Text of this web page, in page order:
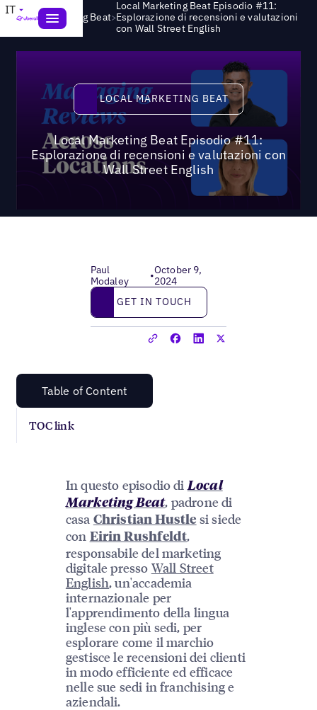
IT
Local Marketing Beat>
Local Marketing Beat Episodio #11:
Esplorazione di recensioni e valutazioni
con Wall Street English
Local Marketing Beat
LOCAL MARKETING BEAT
Local Marketing Beat Episodio #11:
Esplorazione di recensioni e valutazioni con
Wall Street English
Paul
Modaley
•October 9,
2024
Get in touch
GET IN TOUCH
Table of Content
TOC link
In questo episodio di Local
Marketing Beat, padrone di
casa Christian Hustle si siede
con Eirin Rushfeldt,
responsabile del marketing
digitale presso Wall Street
English, un'accademia
internazionale per
l'apprendimento della lingua
inglese con più sedi, per
esplorare come il marchio
gestisce le recensioni dei clienti
in modo efficiente ed efficace
nelle sue sedi in franchising e
aziendali.